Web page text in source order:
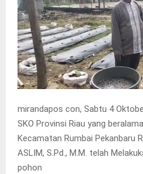
mirandapos con, Sabtu 4
SKO Provinsi Riau yang
Kecamatan Rumbai Pekanbaru
ASLIM, S.Pd., M.M. telah
pohon